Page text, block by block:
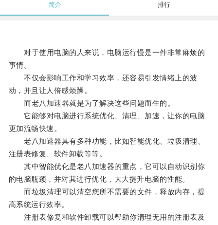
简介 排行
对于使用电脑的人来说，电脑运行慢是一件非常麻烦的
事情。
不仅会影响工作和学习效率，还容易引发情绪上的波
动，并且让人倍感烦躁。
而老八加速器就是为了解决这些问题而生的。
它能够对电脑进行系统优化、清理、加速，让你的电脑
更加流畅快速。
老八加速器具有多种功能，比如智能优化、垃圾清理、
注册表修复、软件卸载等等。
其中智能优化是老八加速器的重点，它可以自动识别你
的电脑瓶颈，并对其进行优化，大大提升电脑的性能。
而垃圾清理可以清空您所不需要的文件，释放内存，提
高系统运行效率。
注册表修复和软件卸载可以帮助你清理无用的注册表及